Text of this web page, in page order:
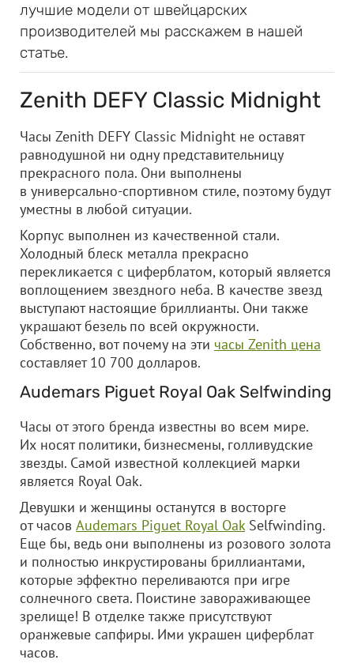
лучшие модели от швейцарских
производителей мы расскажем в нашей
статье.
Zenith DEFY Classic Midnight
Часы Zenith DEFY Classic Midnight не оставят
равнодушной ни одну представительницу
прекрасного пола. Они выполнены
в универсально-спортивном стиле, поэтому будут
уместны в любой ситуации.
Корпус выполнен из качественной стали.
Холодный блеск металла прекрасно
перекликается с циферблатом, который является
воплощением звездного неба. В качестве звезд
выступают настоящие бриллианты. Они также
украшают безель по всей окружности.
Собственно, вот почему на эти часы Zenith цена
составляет 10 700 долларов.
Audemars Piguet Royal Oak Selfwinding
Часы от этого бренда известны во всем мире.
Их носят политики, бизнесмены, голливудские
звезды. Самой известной коллекцией марки
является Royal Oak.
Девушки и женщины останутся в восторге
от часов Audemars Piguet Royal OakSelfwinding.
Еще бы, ведь они выполнены из розового золота
и полностью инкрустированы бриллиантами,
которые эффектно переливаются при игре
солнечного света. Поистине завораживающее
зрелище! В отделке также присутствуют
оранжевые сапфиры. Ими украшен циферблат
часов.